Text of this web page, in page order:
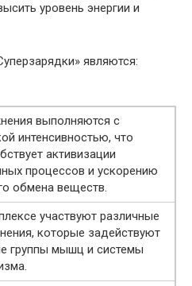
уровень энергии и
являются:
выполняются с
интенсивностью, что
активизации
процессов и ускорению
обмена веществ.
участвуют различные
которые задействуют
группы мышц и системы